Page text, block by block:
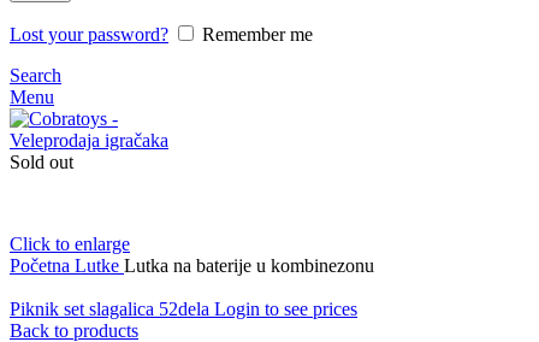
Lost your password?
Remember me
Search
Menu
Sold out
Click to enlarge
Početna Lutke Lutka na baterije u kombinezonu
Piknik set slagalica 52dela Login to see prices
Back to products